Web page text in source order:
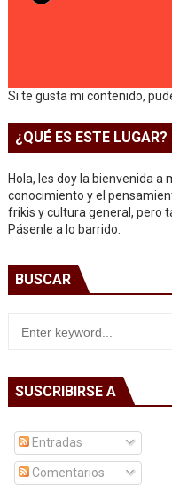
Si te gusta mi contenido,
¿QUÉ ES ESTE LUGAR?
Hola, les doy la bienvenida a
conocimiento y el
frikis y cultura general, pero
Pásenle a lo barrido.
BUSCAR
SUSCRIBIRSE A
Entradas
Comentarios